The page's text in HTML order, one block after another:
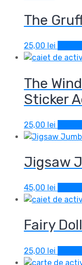
The
25,00 lei
The
Sticker
25,00 lei
Jigsaw
45,00 lei
Fairy
25,00 lei